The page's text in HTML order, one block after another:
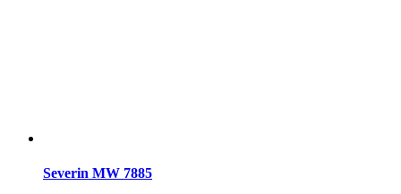
Severin MW 7885